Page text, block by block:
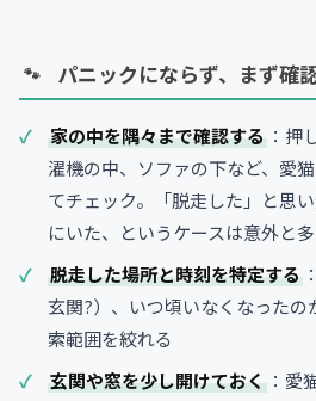
パニックにならず、まず確
家の中を隅々まで確認する ：押
濯機の中、ソファの下など、愛
てチェック。「脱走した」と思
にいた、というケースは意外と
脱走した場所と時刻を特定する
玄関?）、いつ頃いなくなった
索範囲を絞れる
玄関や窓を少し開けておく ：愛